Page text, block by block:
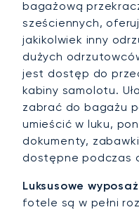
bagażową
sześciennych,
jakikolwiek inny
dużych
jest dostęp do
kabiny samolotu.
zabrać do bagażu
umieścić w luku,
dokumenty,
dostępne podczas
Luksusowe
fotele są w pełni